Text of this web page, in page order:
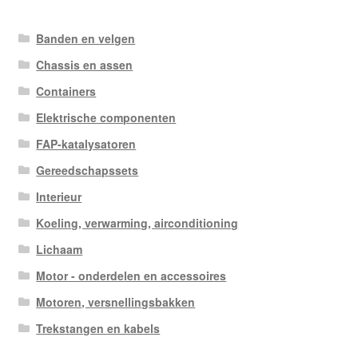
Banden en velgen
Chassis en assen
Containers
Elektrische componenten
FAP-katalysatoren
Gereedschapssets
Interieur
Koeling, verwarming, airconditioning
Lichaam
Motor - onderdelen en accessoires
Motoren, versnellingsbakken
Trekstangen en kabels